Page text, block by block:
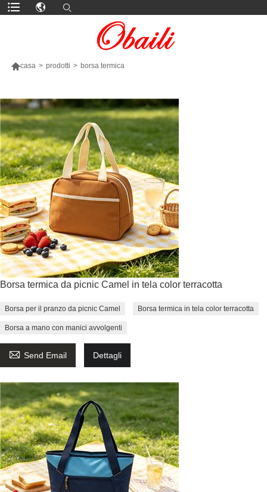
casa > prodotti > borsa termica
Borsa termica da picnic Camel in tela color terracotta
Borsa per il pranzo da picnic Camel Borsa termica in tela color terracotta
Borsa a mano con manici avvolgenti
 Send Email Dettagli